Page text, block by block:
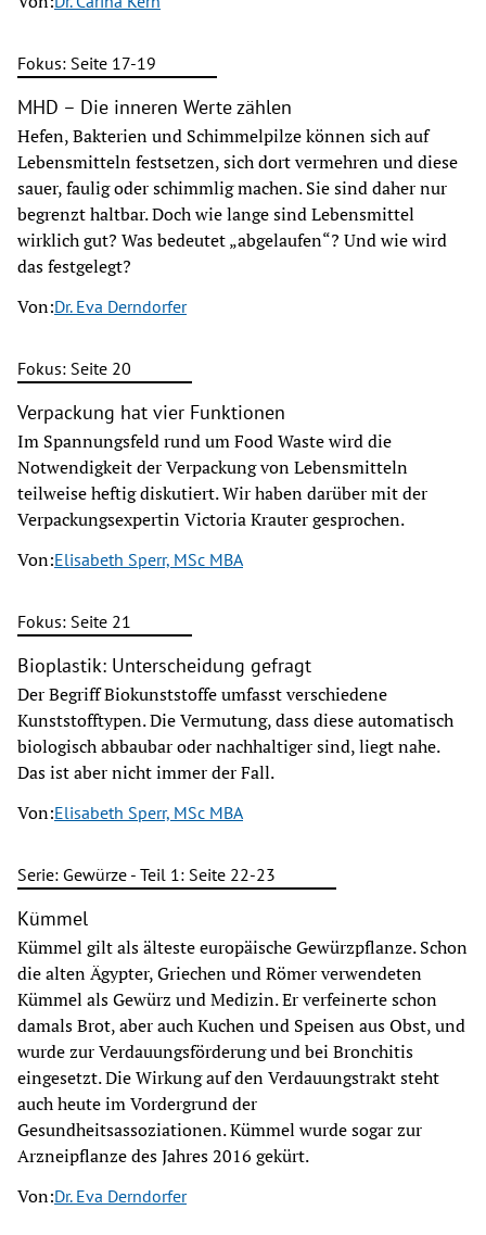
Fokus: Seite 17-19
MHD – Die inneren Werte zählen
Hefen, Bakterien und Schimmelpilze können sich auf
Lebensmitteln festsetzen, sich dort vermehren und diese
sauer, faulig oder schimmlig machen. Sie sind daher nur
begrenzt haltbar. Doch wie lange sind Lebensmittel
wirklich gut? Was bedeutet „abgelaufen“? Und wie wird
das festgelegt?
Von:Dr. Eva Derndorfer
Fokus: Seite 20
Verpackung hat vier Funktionen
Im Spannungsfeld rund um Food Waste wird die
Notwendigkeit der Verpackung von Lebensmitteln
teilweise heftig diskutiert. Wir haben darüber mit der
Verpackungsexpertin Victoria Krauter gesprochen.
Von:Elisabeth Sperr, MSc MBA
Fokus: Seite 21
Bioplastik: Unterscheidung gefragt
Der Begriff Biokunststoffe umfasst verschiedene
Kunststofftypen. Die Vermutung, dass diese automatisch
biologisch abbaubar oder nachhaltiger sind, liegt nahe.
Das ist aber nicht immer der Fall.
Von:Elisabeth Sperr, MSc MBA
Serie: Gewürze - Teil 1: Seite 22-23
Kümmel
Kümmel gilt als älteste europäische Gewürzpflanze. Schon
die alten Ägypter, Griechen und Römer verwendeten
Kümmel als Gewürz und Medizin. Er verfeinerte schon
damals Brot, aber auch Kuchen und Speisen aus Obst, und
wurde zur Verdauungsförderung und bei Bronchitis
eingesetzt. Die Wirkung auf den Verdauungstrakt steht
auch heute im Vordergrund der
Gesundheitsassoziationen. Kümmel wurde sogar zur
Arzneipflanze des Jahres 2016 gekürt.
Von:Dr. Eva Derndorfer